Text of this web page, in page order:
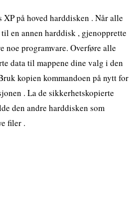
på hoved harddisken . Når alle
en annen harddisk , gjenopprette
noe programvare. Overføre alle
data til mappene dine valg i den
kopien kommandoen på nytt for
. La de sikkerhetskopierte
den andre harddisken som
filer .